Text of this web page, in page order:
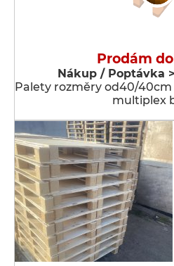
Prodám
Nákup / Poptávka
Palety rozměry od40/40cm
multiplex